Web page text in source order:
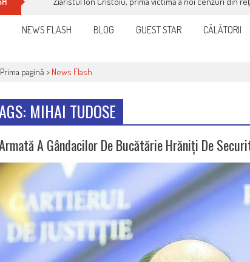
NEWS FLASH BLOG GUEST STAR CĂLĂTORII
Prima pagină > News Flash
MIHAI TUDOSE
A Gândacilor De Bucătărie Hrăniți De